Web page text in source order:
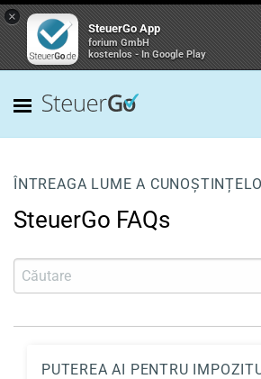
×
SteuerGo App
forium GmbH
kostenlos - In Google Play
ÎNTREAGA LUME A
SteuerGo FAQs
PUTEREA AI PENTRU